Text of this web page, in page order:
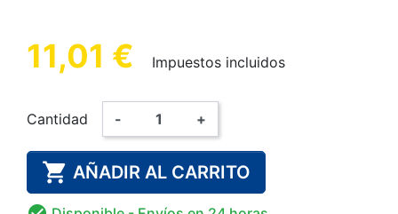
11,01 € Impuestos incluidos
Cantidad - +
 AÑADIR AL CARRITO